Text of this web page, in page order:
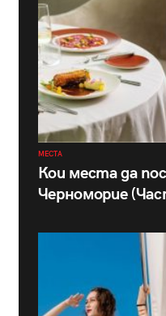
МЕСТА
Кои места да
Черноморие